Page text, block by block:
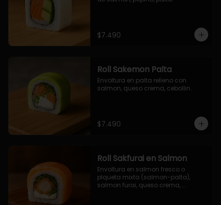
$7.490
Roll Sakemon Palta
Envoltura en palta relleno con
salmon, queso crema, cebollin.
$7.490
Roll Sakfurai en Salmon
Envoltura en salmon fresco o
plqueta mixta (salmon-palta),
salmon furai, queso crema,